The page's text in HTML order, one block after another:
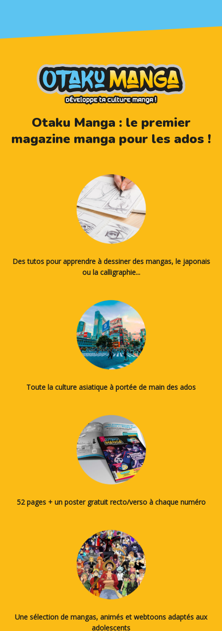
Otaku Manga : le premier
magazine manga pour les ados !
Des tutos pour apprendre à dessiner des mangas, le japonais
ou la calligraphie...
Toute la culture asiatique à portée de main des ados
52 pages + un poster gratuit recto/verso à chaque numéro
Une sélection de mangas, animés et webtoons adaptés aux
adolescents